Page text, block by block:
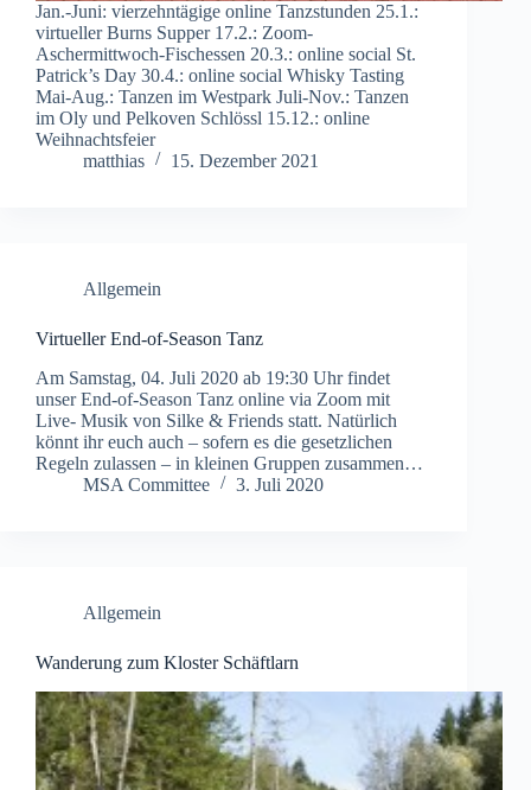
Jan.-Juni: vierzehntägige online Tanzstunden 25.1.:
virtueller Burns Supper 17.2.: Zoom-
Aschermittwoch-Fischessen 20.3.: online social St.
Patrick’s Day 30.4.: online social Whisky Tasting
Mai-Aug.: Tanzen im Westpark Juli-Nov.: Tanzen
im Oly und Pelkoven Schlössl 15.12.: online
Weihnachtsfeier
matthias
15. Dezember 2021
Allgemein
Virtueller End-of-Season Tanz
Am Samstag, 04. Juli 2020 ab 19:30 Uhr findet
unser End-of-Season Tanz online via Zoom mit
Live- Musik von Silke & Friends statt. Natürlich
könnt ihr euch auch – sofern es die gesetzlichen
Regeln zulassen – in kleinen Gruppen zusammen…
MSA Committee
3. Juli 2020
Allgemein
Wanderung zum Kloster Schäftlarn